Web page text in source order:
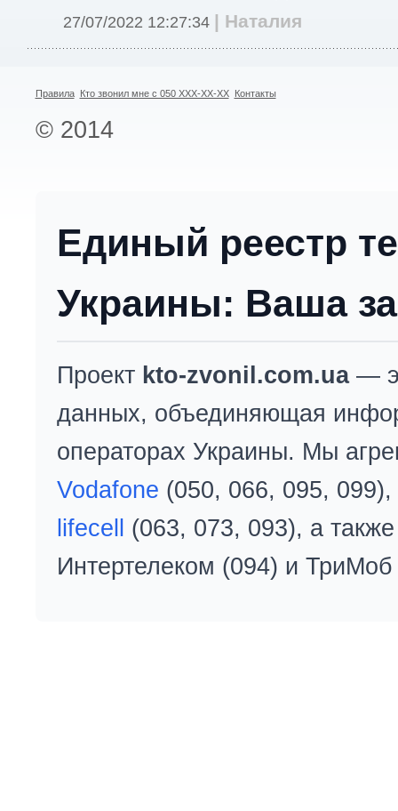
27/07/2022 12:27:34 | Наталия
Правила Кто звонил мне с 050 XXX-XX-XX Контакты
© 2014
Единый реестр
Украины: Ваша
Проект kto-zvonil.com.ua—
данных, объединяющая
операторах Украины. Мы
Vodafone (050, 066, 095, 099),
lifecell
(063, 073, 093), а
Интертелеком (094) и ТриМоб